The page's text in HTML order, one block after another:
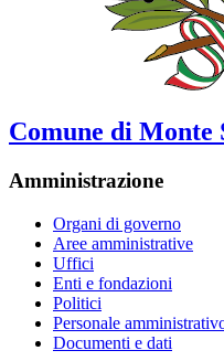
Comune di
Amministrazione
Organi di governo
Aree amministrative
Uffici
Enti e fondazioni
Politici
Personale
Documenti e dati